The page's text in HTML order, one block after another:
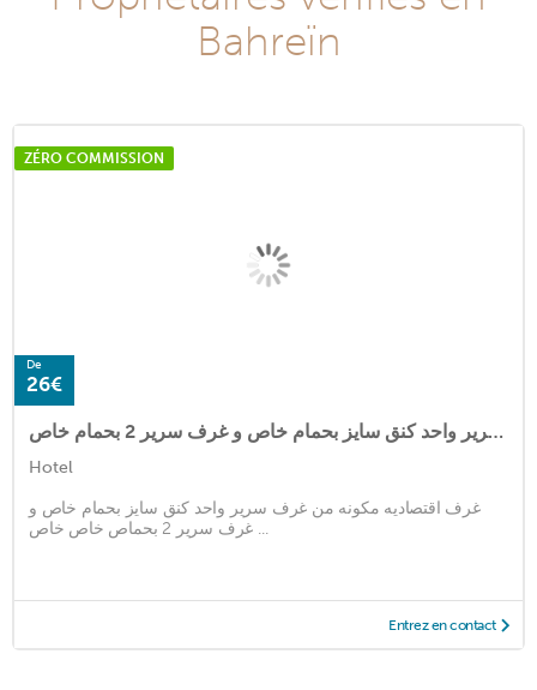
Bahreïn
De
26€
ZÉRO COMMISSION
غرف اقتصاديه مكونه من غرف سرير واحد كنق سايز بحمام خاص و غرف سرير 2 بحمام خاص
Hotel
غرف اقتصاديه مكونه من غرف سرير واحد كنق سايز بحمام خاص و
غرف سرير 2 بحماص خاص خاص ...
Entrez en contact